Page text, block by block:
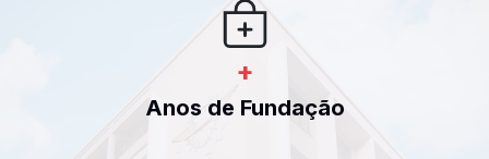
+
Anos de Fundação